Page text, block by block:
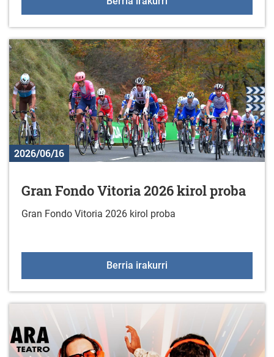
2026/06/16
Gran Fondo Vitoria 2026 kirol proba
Gran Fondo Vitoria 2026 kirol proba
Berria irakurri